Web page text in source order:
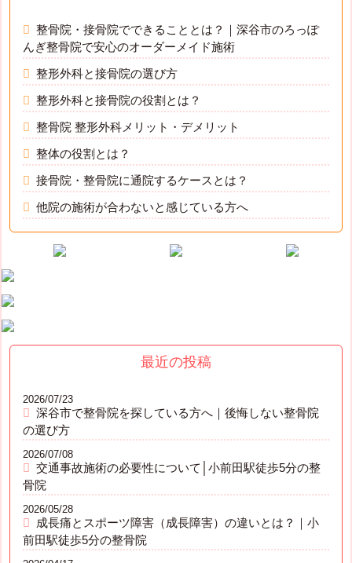
整骨院・接骨院でできることとは？｜深谷市のろっぽ
んぎ整骨院で安心のオーダーメイド施術
整形外科と接骨院の選び方
整形外科と接骨院の役割とは？
整骨院 整形外科メリット・デメリット
整体の役割とは？
接骨院・整骨院に通院するケースとは？
他院の施術が合わないと感じている方へ
最近の投稿
深谷市で整骨院を探している方へ｜後悔しない整骨院
の選び方
2026/07/23
交通事故施術の必要性について│小前田駅徒歩5分の整
骨院
2026/07/08
成長痛とスポーツ障害（成長障害）の違いとは？｜小
前田駅徒歩5分の整骨院
2026/05/28